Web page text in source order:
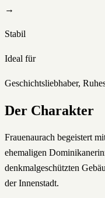
→
Stabil
Ideal für
Geschichtsliebhaber,
Der Charakter
Frauenaurach begeistert
ehemaligen
denkmalgeschützten
der Innenstadt.